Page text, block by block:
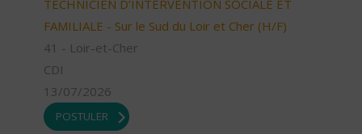
TECHNICIEN D’INTERVENTION SOCIALE ET
FAMILIALE - Sur le Sud du Loir et Cher (H/F)
41 - Loir-et-Cher
CDI
13/07/2026
POSTULER